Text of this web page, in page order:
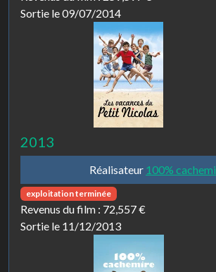
Sortie le 09/07/2014
2013
Réalisateur 100%
exploitation terminée
Revenus du film : 72,557 €
Sortie le 11/12/2013